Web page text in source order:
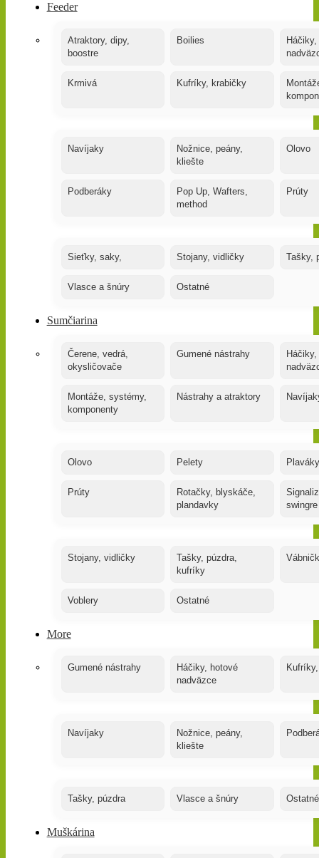
Feeder
Atraktory, dipy,
boostre
Boilies
Krmivá Kufríky, krabičky
Navíjaky
Nožnice, peány,
kliešte
Olovo
Podberáky
Pop Up, Wafters,
method
Prúty
Sieťky, saky, Stojany, vidličky Tašky,
Vlasce a šnúry Ostatné
Sumčiarina
Čerene, vedrá,
okysličovače
Gumené nástrahy
Montáže, systémy,
komponenty
Nástrahy a atraktory
Olovo Pelety
Prúty
Rotačky, blyskáče,
plandavky
swingre
Stojany, vidličky
Tašky, púzdra,
kufríky
Voblery Ostatné
More
Gumené nástrahy
Háčiky, hotové
nadväzce
Navíjaky
Nožnice, peány,
kliešte
Tašky, púzdra Vlasce a šnúry Ostatné
Muškárina